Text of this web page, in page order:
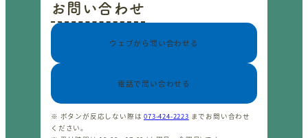
お問い合わせ
ウェブから問い合わせる
電話で問い合わせる
※ ボタンが反応しない際は073-424-2223 までお問い合わせ
ください。